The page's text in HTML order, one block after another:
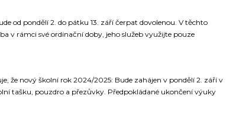
od pondělí 2. do pátku 13. září čerpat dovolenou. V těchto
v rámci své ordinační doby, jeho služeb využijte pouze
že nový školní rok 2024/2025: Bude zahájen v pondělí 2. září v
tašku, pouzdro a přezůvky. Předpokládané ukončení výuky